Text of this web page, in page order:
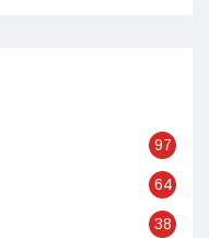
97
64
38